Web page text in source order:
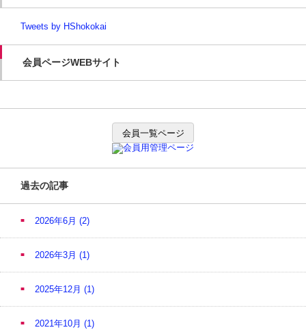
Tweets by HShokokai
会員ページWEBサイト
過去の記事
2026年6月 (2)
2026年3月 (1)
2025年12月 (1)
2021年10月 (1)